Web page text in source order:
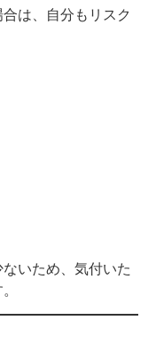
は、自分もリスク
いため、気付いた